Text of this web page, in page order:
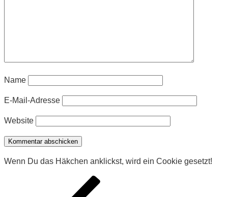
Name
E-Mail-Adresse
Website
Wenn Du das Häkchen anklickst, wird ein Cookie gesetzt!
Beitragsnavigation